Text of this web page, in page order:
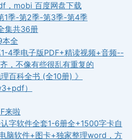
，mobi 百度网盘下载
1季-第2季-第3季-第4季
集共36册
本全
4季电子版PDF+精读视频+音频--
，不像有些很乱有重复的
百科全书 (全10册) 》
）
来啦
认字软件全套1-6册全+1500字卡自
脑软件+图卡+独家整理word，方